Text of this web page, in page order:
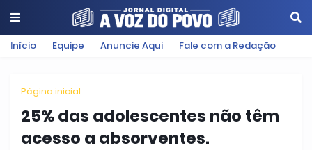
Início Equipe Anuncie Aqui Fale com a Redação
Página inicial
25% das adolescentes não têm
acesso a absorventes.